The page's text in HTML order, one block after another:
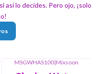
así lo decides. Pero ojo, ¡solo
MSGWHAS100|Mixsoon